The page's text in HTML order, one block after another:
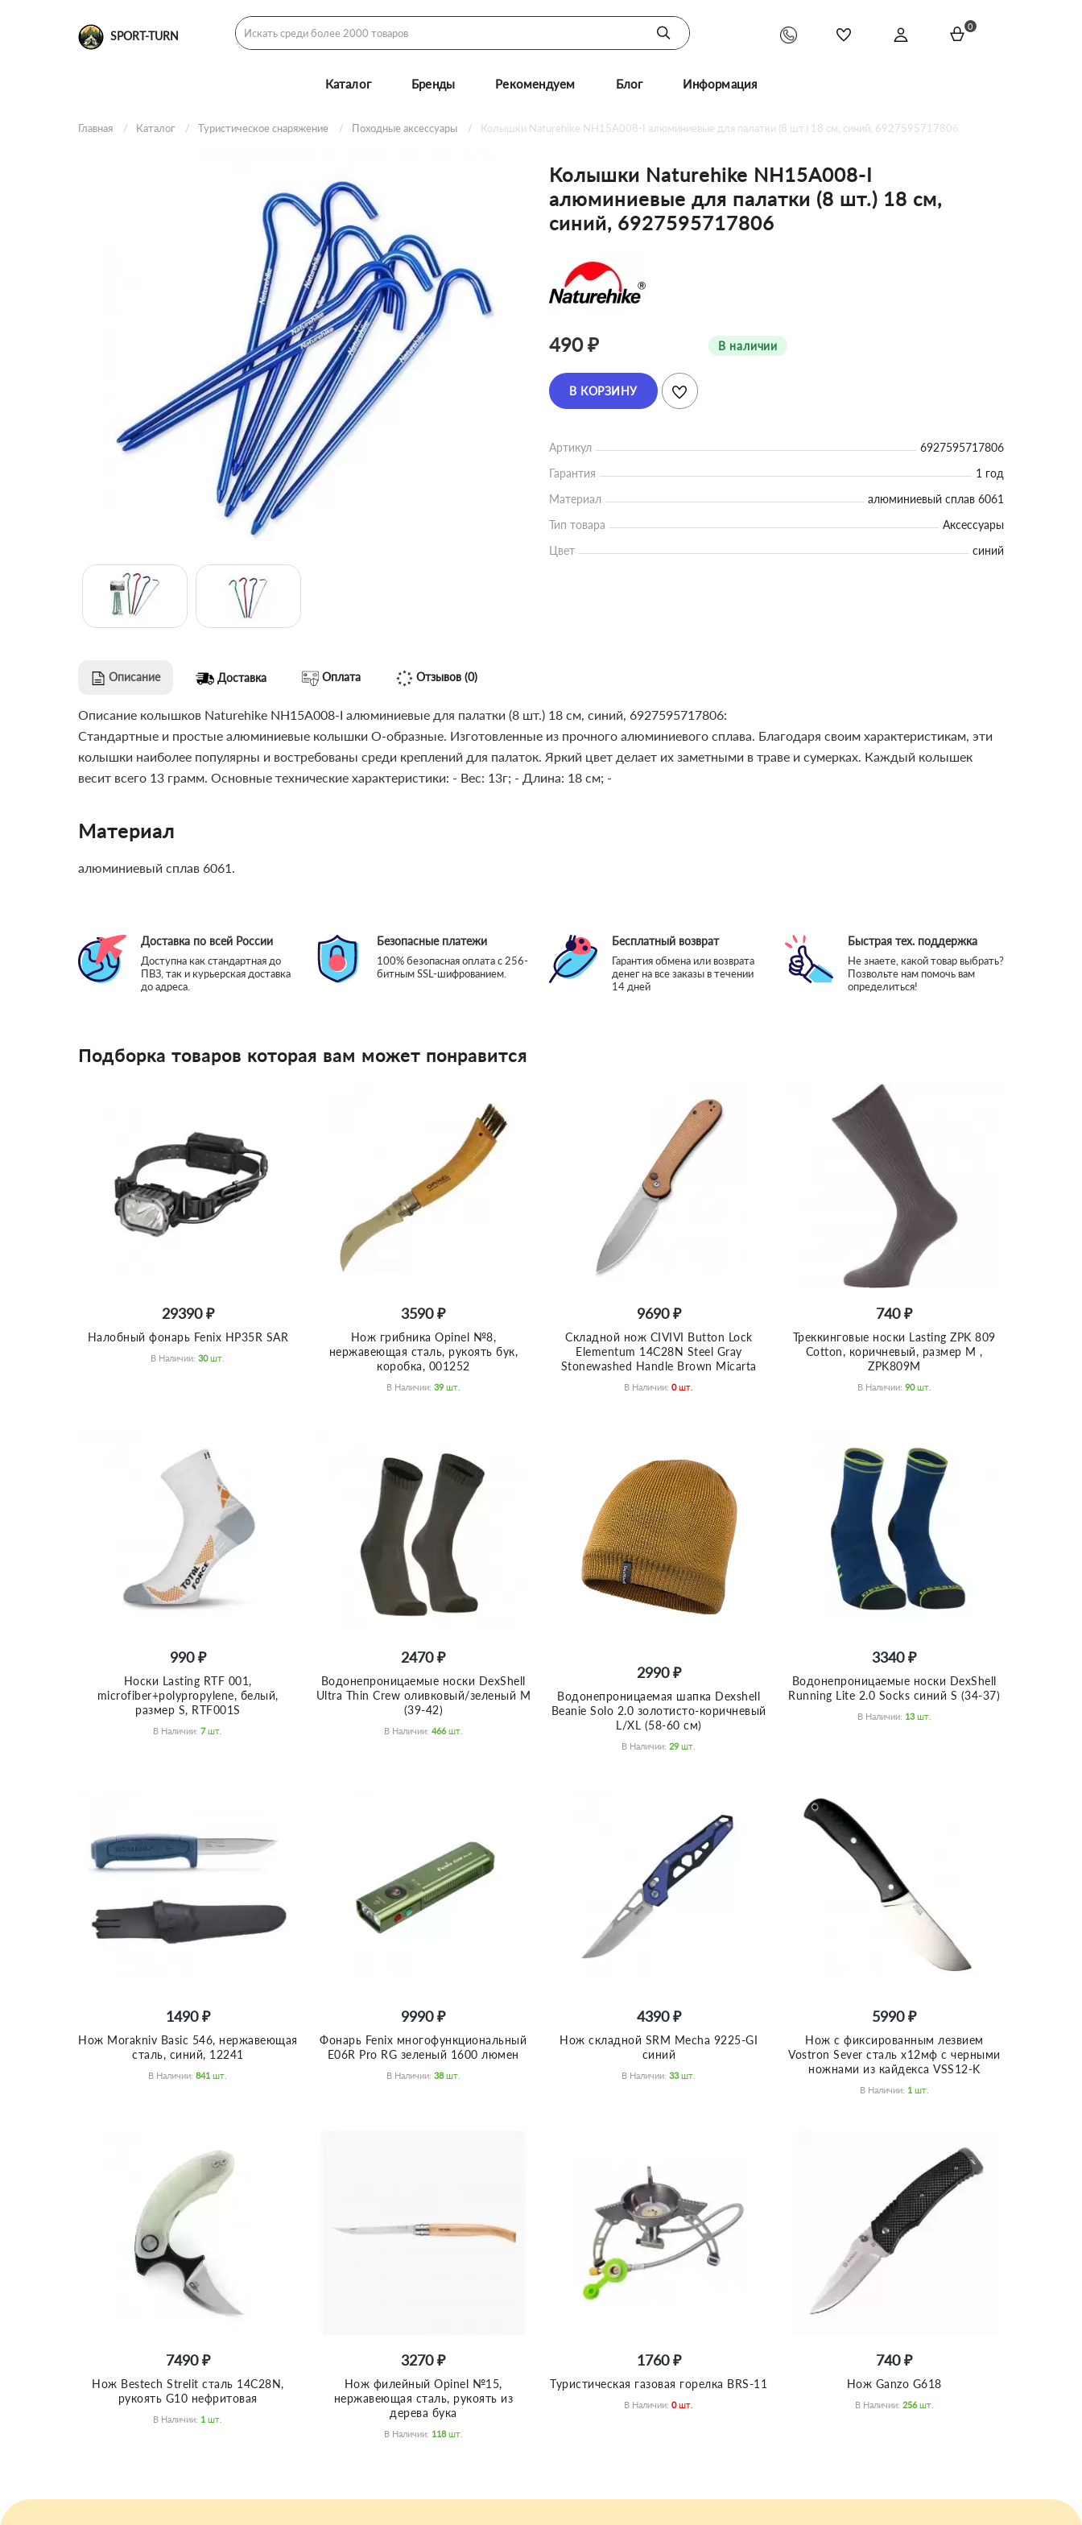
SPORT-TURN
0
Каталог Бренды Рекомендуем Блог Информация
Главная Каталог Туристическое снаряжение Походные аксессуары Колышки Naturehike NH15A008-I алюминиевые для палатки (8 шт.) 18 см, синий, 6927595717806
Колышки Naturehike NH15A008-I
алюминиевые для палатки (8 шт.) 18 см,
синий, 6927595717806
490 ₽ В наличии
В КОРЗИНУ
Артикул
6927595717806
Гарантия
1 год
Материал
алюминиевый сплав 6061
Тип товара
Аксессуары
Цвет
синий
Описание Доставка Оплата Отзывов (0)
Описание колышков Naturehike NH15A008-I алюминиевые для палатки (8 шт.) 18 см, синий, 6927595717806:
Стандартные и простые алюминиевые колышки O-образные. Изготовленные из прочного алюминиевого сплава. Благодаря своим характеристикам, эти
колышки наиболее популярны и востребованы среди креплений для палаток. Яркий цвет делает их заметными в траве и сумерках. Каждый колышек
весит всего 13 грамм. Основные технические характеристики: - Вес: 13г; - Длина: 18 см; -
Материал
алюминиевый сплав 6061.
Доставка по всей России
Доступна как стандартная до
ПВЗ, так и курьерская доставка
до адреса.
Безопасные платежи
100% безопасная оплата с 256-
битным SSL-шифрованием.
Бесплатный возврат
Гарантия обмена или возврата
денег на все заказы в течении
14 дней
Быстрая тех. поддержка
Не знаете, какой товар выбрать?
Позвольте нам помочь вам
определиться!
Подборка товаров которая вам может понравится
29390 ₽
Налобный фонарь Fenix HP35R SAR
В Наличии:30 Шт.
3590 ₽
Нож грибника Opinel №8,
нержавеющая сталь, рукоять бук,
коробка, 001252
В Наличии: 39 Шт.
9690 ₽
Складной нож CIVIVI Button Lock
Elementum 14C28N Steel Gray
Stonewashed Handle Brown Micarta
В Наличии:0 Шт.
740 ₽
Треккинговые носки Lasting ZPK 809
Cotton, коричневый, размер M ,
ZPK809M
В Наличии: 90 Шт.
990 ₽
Носки Lasting RTF 001,
microfiber+polypropylene, белый,
размер S, RTF001S
В Наличии:7 Шт.
2470 ₽
Водонепроницаемые носки DexShell
Ultra Thin Crew оливковый/зеленый M
(39-42)
В Наличии: 466 Шт.
2990 ₽
Водонепроницаемая шапка Dexshell
Beanie Solo 2.0 золотисто-коричневый
L/XL (58-60 см)
В Наличии:29 Шт.
3340 ₽
Водонепроницаемые носки DexShell
Running Lite 2.0 Socks синий S (34-37)
В Наличии: 13 Шт.
1490 ₽
Нож Morakniv Basic 546, нержавеющая
сталь, синий, 12241
В Наличии:841 Шт.
9990 ₽
Фонарь Fenix многофункциональный
E06R Pro RG зеленый 1600 люмен
В Наличии: 38 Шт.
4390 ₽
Нож складной SRM Mecha 9225-GI
синий
В Наличии:33 Шт.
5990 ₽
Нож с фиксированным лезвием
Vostron Sever сталь х12мф с черными
ножнами из кайдекса VSS12-K
В Наличии: 1 Шт.
7490 ₽
Нож Bestech Strelit сталь 14C28N,
рукоять G10 нефритовая
В Наличии: 1 Шт.
3270 ₽
Нож филейный Opinel №15,
нержавеющая сталь, рукоять из
дерева бука
В Наличии: 118 Шт.
1760 ₽
Туристическая газовая горелка BRS-11
В Наличии:0 Шт.
740 ₽
Нож Ganzo G618
В Наличии: 256 Шт.